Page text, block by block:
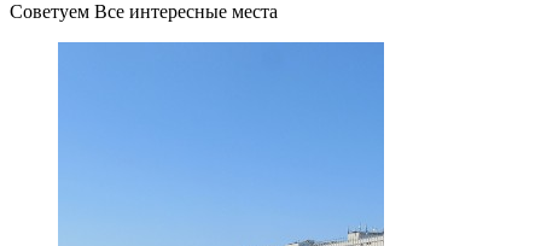
Советуем Все интересные места